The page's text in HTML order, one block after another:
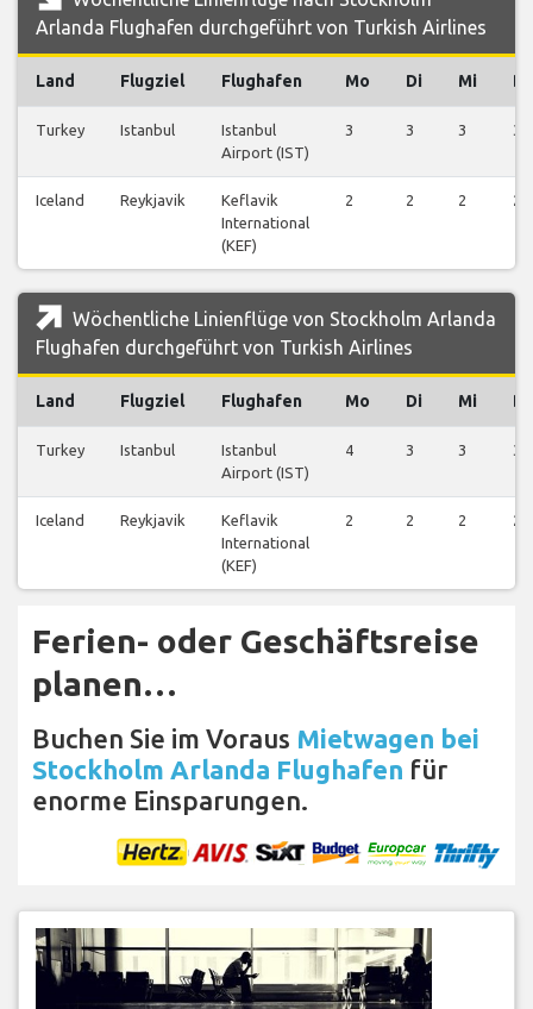
Arlanda Flughafen durchgeführt von Turkish Airlines
Land Flugziel Flughafen Mo Di Mi
Turkey Istanbul
Istanbul
Airport (IST)
3 3 3 3
Iceland Reykjavik
Keflavik
International
(KEF)
2 2 2 2
Wöchentliche Linienflüge von Stockholm Arlanda
Flughafen durchgeführt von Turkish Airlines
Land Flugziel Flughafen Mo Di Mi
Turkey Istanbul
Istanbul
Airport (IST)
4 3 3 3
Iceland Reykjavik
Keflavik
International
(KEF)
2 2 2 2
Ferien- oder Geschäftsreise
planen…
Buchen Sie im Voraus Mietwagen bei
Stockholm Arlanda Flughafen für
enorme Einsparungen.